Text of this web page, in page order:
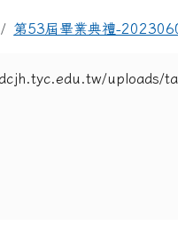
第53屆畢業典禮-